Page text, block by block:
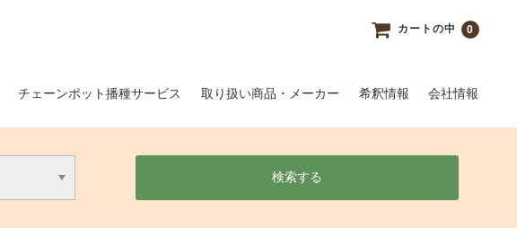
カートの中 0
チェーンポット播種サービス 取り扱い商品・メーカー 希釈情報 会社情報